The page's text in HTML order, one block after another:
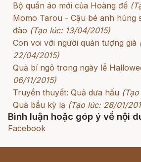
Bộ quần áo mới của Hoàng đế
Momo Tarou - Cậu bé anh hùng
đào (Tạo lúc: 13/04/2015)
Con voi với người quản tượng già
22/04/2015)
Quả bí ngô trong ngày lễ
06/11/2015)
Truyền thuyết: Quả dưa hấu
Quả bầu kỳ lạ (Tạo lúc: 28/01/
Bình luận hoặc góp ý về nội
Facebook